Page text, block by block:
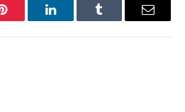
Pinterest LinkedInTumblr
E-